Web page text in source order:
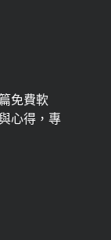
免費軟
心得，專